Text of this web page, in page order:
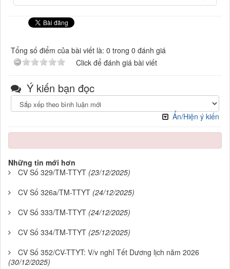
Tổng số điểm của bài viết là: 0 trong 0 đánh giá
Click để đánh giá bài viết
Ý kiến bạn đọc
Ẩn/Hiện ý kiến
Những tin mới hơn
CV Số 329/TM-TTYT (23/12/2025)
CV Số 326a/TM-TTYT (24/12/2025)
CV Số 333/TM-TTYT (24/12/2025)
CV Số 334/TM-TTYT (25/12/2025)
CV Số 352/CV-TTYT: V/v nghỉ Tết Dương lịch năm 2026
(30/12/2025)